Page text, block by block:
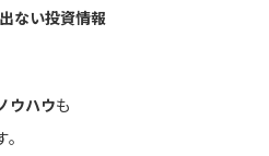
ない投資情報
ウハウも